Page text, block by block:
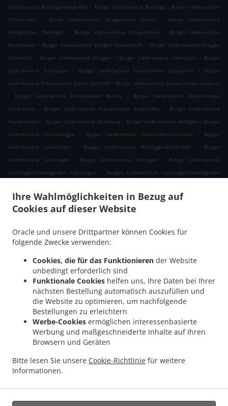
Ihre Wahlmöglichkeiten in Bezug auf
Cookies auf dieser Website
Oracle und unsere Drittpartner können Cookies für
folgende Zwecke verwenden:
Cookies, die für das Funktionieren der Website
unbedingt erforderlich sind
Funktionale Cookies helfen uns, Ihre Daten bei Ihrer
nächsten Bestellung automatisch auszufüllen und
die Website zu optimieren, um nachfolgende
Bestellungen zu erleichtern
Werbe-Cookies ermöglichen interessenbasierte
Werbung und maßgeschneiderte Inhalte auf Ihren
Browsern und Geräten
Bitte lesen Sie unsere Cookie-Richtlinie für weitere
Informationen.
Lieferservice Buchegg Aetigkofen . Burger Lieferservice Buchegg . Burger Lieferservice
Willadingen
. Burger Lieferservice Kriegstetten Halten .
Burger Lieferservice
Kriegstetten Oekingen
. Burger Lieferservice Kriegstetten .
Burger Lieferservice
Recherswil
. Burger Lieferservice Ersigen Niederösch . Burger Lieferservice Ersigen
Oberösch
. Burger Lieferservice Ersigen . Burger Lieferservice Oberösch . Burger
Lieferservice Schalunen
. Burger Lieferservice Fraubrunnen Schalunen .
Burger
Lieferservice Fraubrunnen Büren zum Hof . Burger Lieferservice Fraubrunnen Limpach
.
Burger Lieferservice Fraubrunnen Mülchi .
Burger Lieferservice Fraubrunnen
Grafenried
. Burger Lieferservice Fraubrunnen Etzelkofen .
Burger Lieferservice
Fraubrunnen . Burger Lieferservice Kirchberg . Burger Lieferservice Aefligen . Burger
Lieferservice Derendingen
. Burger Lieferservice Lüterkofen-Ichertswil .
Burger
Lieferservice Lüterkofen
. Burger Lieferservice Rüdtligen-Alchenflüh .
Burger
Lieferservice Lüsslingen
. Burger Lieferservice Subingen .
Burger Lieferservice
Lüsslingen-Nennigkofen Lüsslingen
.
Burger Lieferservice Lüsslingen-Nennigkofen
Horriwil
Burger Lieferservice Halten . Burger Lieferservice Drei Höfe Heinrichswil-
Winistorf . Burger Lieferservice Drei Höfe Hersiwil
Lieferservice Alchenstorf
. Burger Lieferservice Oekingen . Burger Lieferservice
Burger Lieferservice Etziken . Burger Lieferservice Hüniken . Burger Lieferservice
Burger Lieferservice Oberramsern . Burger Lieferservice Kyburg-Buchegg
Burger Lieferservice Brügglen
. Burger Lieferservice Leuzigen . Burger Lieferservice
Niederösch . Burger Lieferservice Unterramsern . Burger Lieferservice Aetingen
Burger Lieferservice Hellsau . Burger Lieferservice Tscheppach
Burger Lieferservice Aeschi . Burger Lieferservice Bolken
Lieferservice Winistorf . Burger Lieferservice Seeberg .
Lieferservice Zauggenried
. Burger Lieferservice Burgdorf .
Burger Lieferservice
Lieferservice. Essen zum mitnehmen und zum Liefern